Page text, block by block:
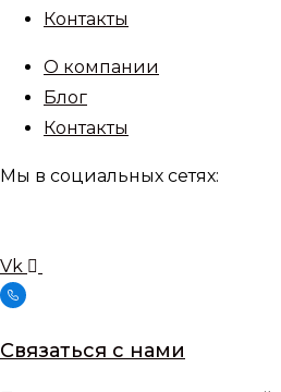
Контакты
О компании
Блог
Контакты
Мы в социальных сетях:
Vk
Связаться с нами